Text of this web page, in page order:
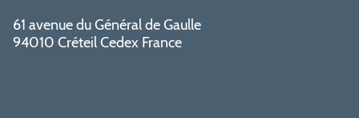
61 avenue du Général de Gaulle
94010 Créteil Cedex France